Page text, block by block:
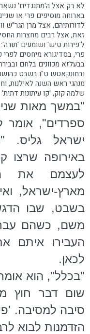
לא רק אצל ה'מתנגדים'
בארוחה מוסיפים פרי או
לדורותיהם, אצל מרן הגר"ש
זאת, אצל רבים מחצרות
ל'פירות טיש' ושומעים
פרי, בסדיגורא מיחסים
בבעלזא מכוונים בלחם
ובמונקאטש ט"ו בשבט
מנהגי ראש השנה לאילנות,
שלמה קוק, 'קו עיתונות דתית'
"במשך מאות
ספרדים", אומר
ישראל גליס.
באירופה שרצו
לעצמם את
מארץ-ישראל,
בשבט, שבו
משם, כשהם
העבירו איתם
לכאן.
"בכלל", הוא
שום דבר חוץ
סיבה למסיבה.
הזדמנות לבוא